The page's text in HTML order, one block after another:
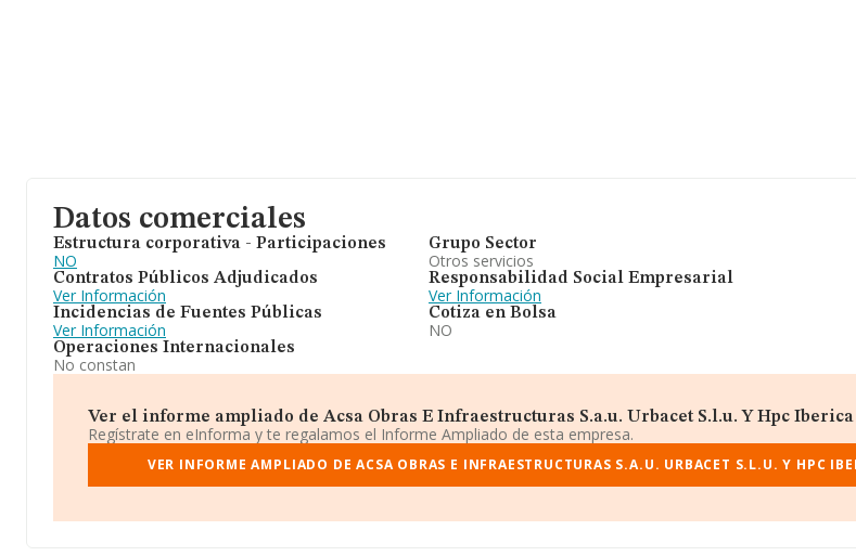
Datos comerciales
Estructura corporativa - Participaciones
NO
Contratos Públicos Adjudicados
Ver Información
Incidencias de Fuentes Públicas
Ver Información
Operaciones Internacionales
No constan
Grupo Sector
Otros servicios
Responsabilidad Social Empresarial
Ver Información
Cotiza en Bolsa
NO
Ver el informe ampliado de Acsa Obras E Infraestructuras S.a.u. Urbacet S.l.u. Y Hpc Iberica
Regístrate en eInforma y te regalamos el Informe Ampliado de esta empresa.
VER INFORME AMPLIADO DE ACSA OBRAS E INFRAESTRUCTURAS S.A.U. URBACET S.L.U. Y HPC